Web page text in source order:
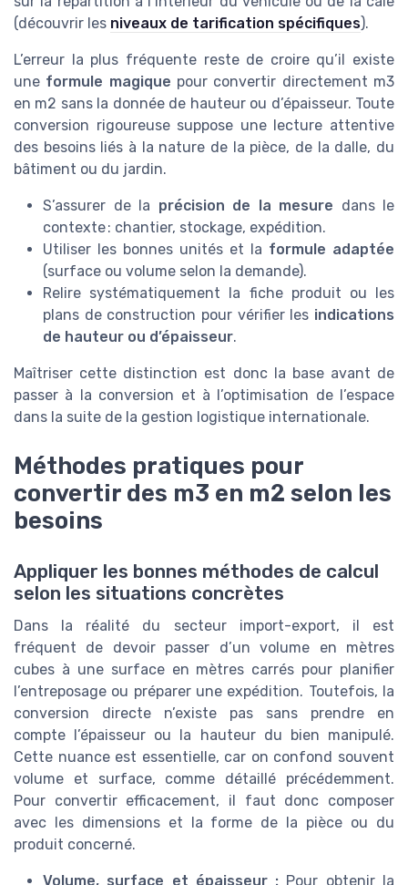
(découvrir les niveaux de tarification spécifiques).
L’erreur la plus fréquente reste de croire qu’il existe
une formule magique pour convertir directement m3
en m2 sans la donnée de hauteur ou d’épaisseur. Toute
conversion rigoureuse suppose une lecture attentive
des besoins liés à la nature de la pièce, de la dalle, du
bâtiment ou du jardin.
S’assurer de la précision de la mesure dans le
contexte : chantier, stockage, expédition.
Utiliser les bonnes unités et la formule adaptée
(surface ou volume selon la demande).
Relire systématiquement la fiche produit ou les
plans de construction pour vérifier les indications
de hauteur ou d’épaisseur.
Maîtriser cette distinction est donc la base avant de
passer à la conversion et à l’optimisation de l’espace
dans la suite de la gestion logistique internationale.
Méthodes pratiques pour
convertir des m3 en m2 selon les
besoins
Appliquer les bonnes méthodes de calcul
selon les situations concrètes
Dans la réalité du secteur import-export, il est
fréquent de devoir passer d’un volume en mètres
cubes à une surface en mètres carrés pour planifier
l’entreposage ou préparer une expédition. Toutefois, la
conversion directe n’existe pas sans prendre en
compte l’épaisseur ou la hauteur du bien manipulé.
Cette nuance est essentielle, car on confond souvent
volume et surface, comme détaillé précédemment.
Pour convertir efficacement, il faut donc composer
avec les dimensions et la forme de la pièce ou du
produit concerné.
Volume, surface et épaisseur : Pour obtenir la